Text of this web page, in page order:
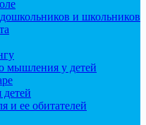
и школьников
мышления у детей
и ее обитателей